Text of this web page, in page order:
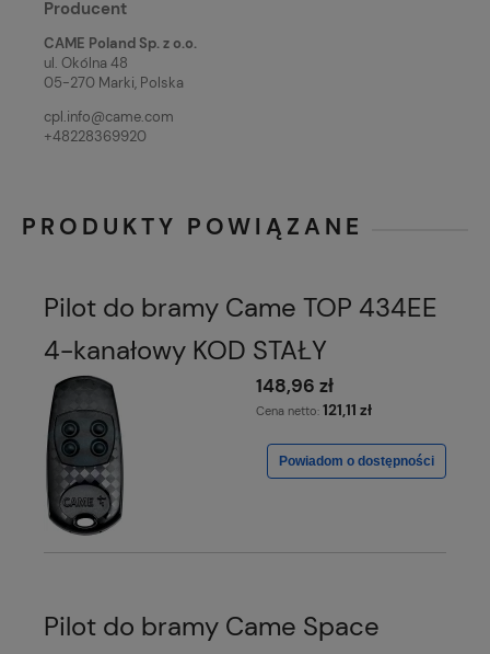
Producent
CAME Poland Sp. z o.o.
ul. Okólna 48
05-270 Marki, Polska
cpl.info@came.com
+48228369920
PRODUKTY POWIĄZANE
Pilot do bramy Came TOP 434EE
4-kanałowy KOD STAŁY
148,96 zł
Cena netto: 121,11 zł
Powiadom o dostępności
Pilot do bramy Came Space